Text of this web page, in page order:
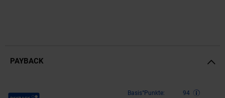
PAYBACK
Payback Punkte Basis°Punkte:
94